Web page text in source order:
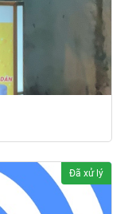
Đắk Lắk
Đã xử lý